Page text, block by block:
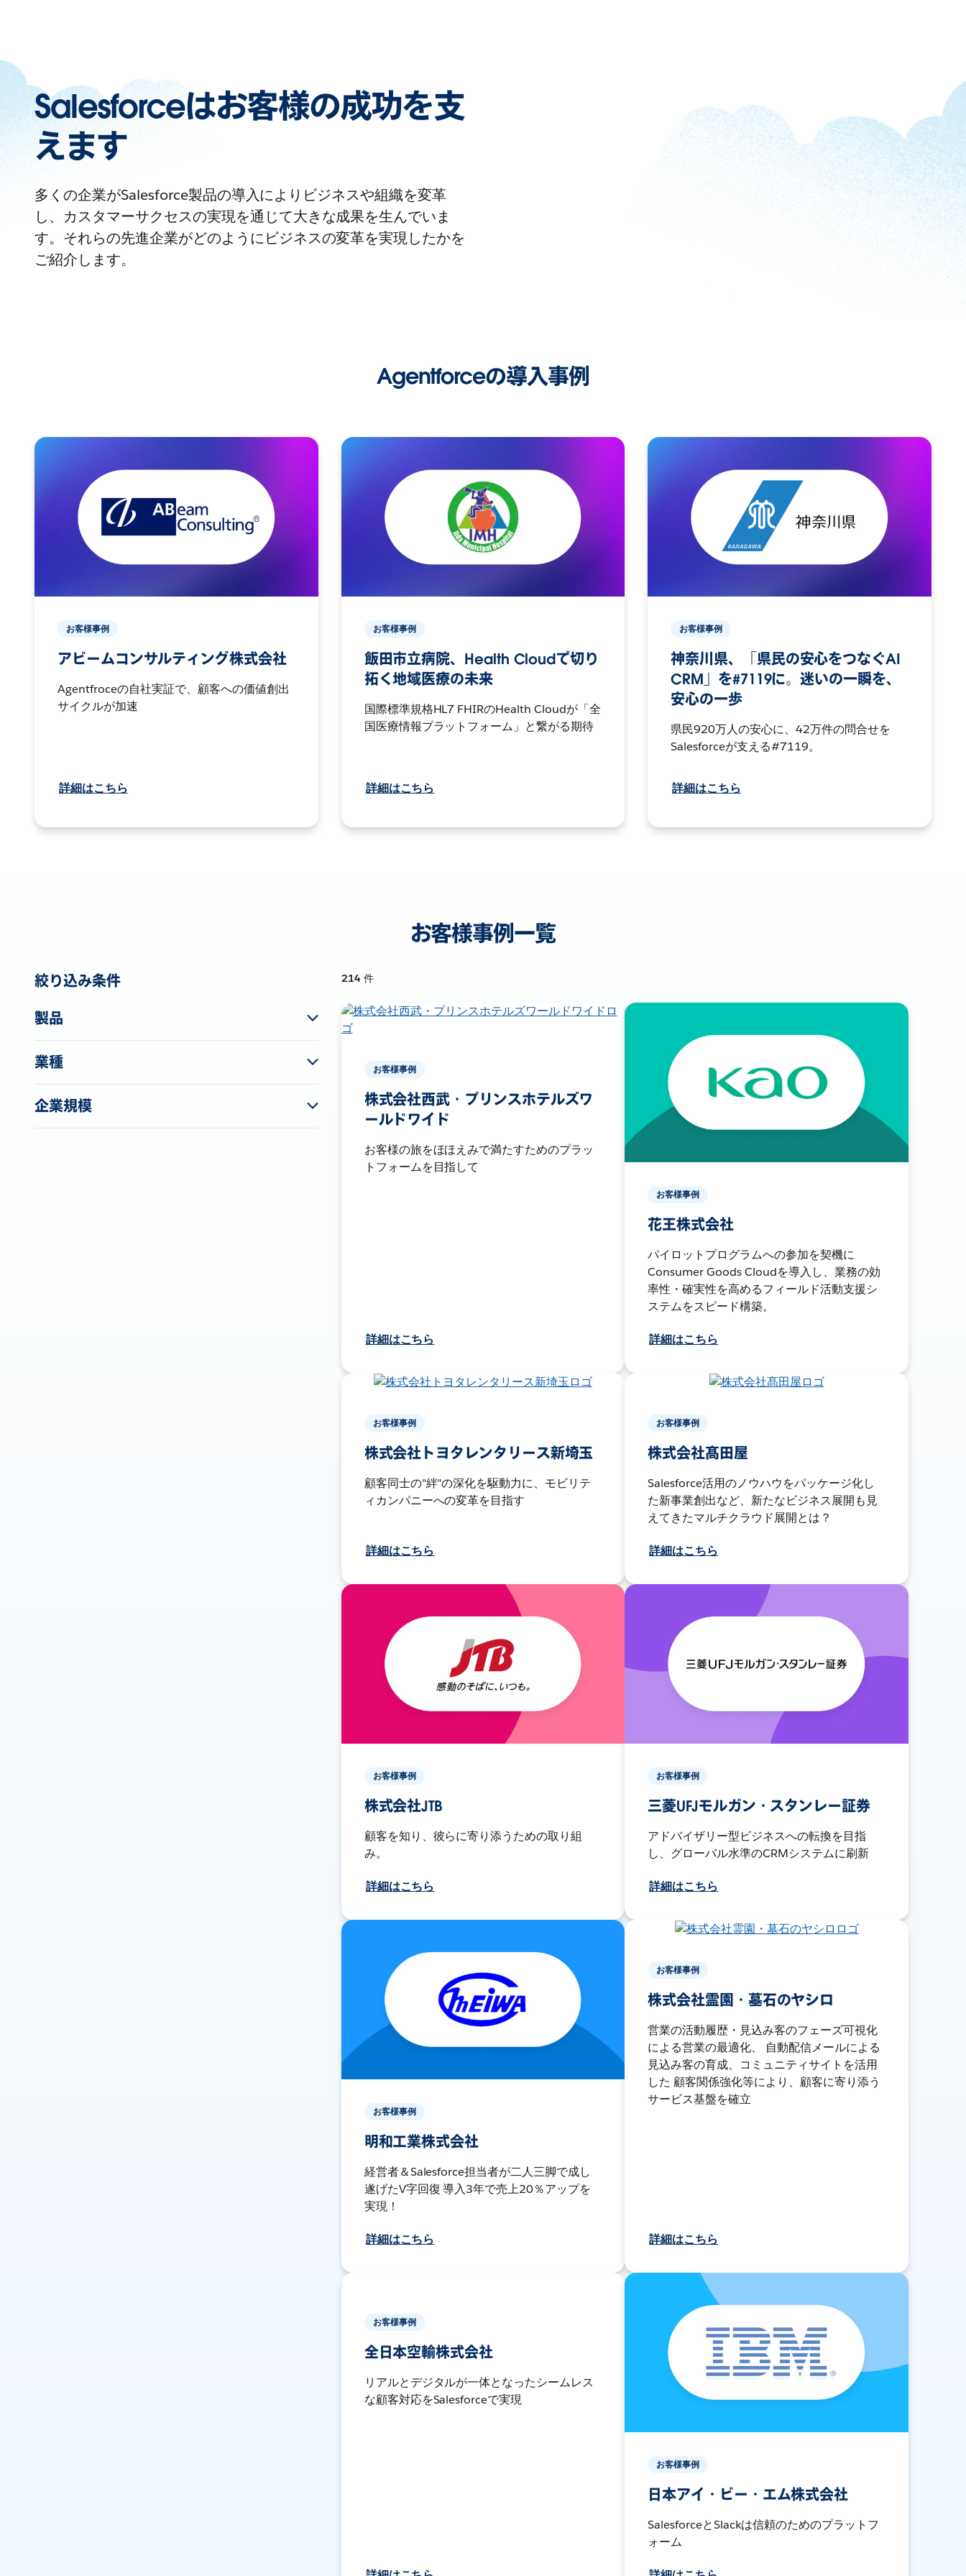
Salesforceはお客様の成功を支
えます
多くの企業がSalesforce製品の導入によりビジネスや組織を変革
し、カスタマーサクセスの実現を通じて大きな成果を生んでいま
す。それらの先進企業がどのようにビジネスの変革を実現したかを
ご紹介します。
Agentforceの導入事例
お客様事例
アビームコンサルティング株式会社
Agentfroceの自社実証で、顧客への価値創出
サイクルが加速
詳細はこちら
お客様事例
飯田市立病院、Health Cloudで切り
拓く地域医療の未来
国際標準規格HL7 FHIRのHealth Cloudが「全
国医療情報プラットフォーム」と繋がる期待
詳細はこちら
お客様事例
神奈川県、「県民の安心をつなぐAI
CRM」を#7119に。迷いの一瞬を、
安心の一歩
県民920万人の安心に、42万件の問合せを
Salesforceが支える#7119。
詳細はこちら
お客様事例一覧
絞り込み条件
製品
業種
企業規模
214 件
お客様事例
株式会社西武・プリンスホテルズワ
ールドワイド
お客様の旅をほほえみで満たすためのプラッ
トフォームを目指して
詳細はこちら
お客様事例
花王株式会社
パイロットプログラムへの参加を契機に
Consumer Goods Cloudを導入し、業務の効
率性・確実性を高めるフィールド活動支援シ
ステムをスピード構築。
詳細はこちら
お客様事例
株式会社トヨタレンタリース新埼玉
顧客同士の"絆"の深化を駆動力に、モビリテ
ィカンパニーへの変革を目指す
詳細はこちら
お客様事例
株式会社髙田屋
Salesforce活用のノウハウをパッケージ化し
た新事業創出など、新たなビジネス展開も見
えてきたマルチクラウド展開とは？
詳細はこちら
お客様事例
株式会社JTB
顧客を知り、彼らに寄り添うための取り組
み。
詳細はこちら
お客様事例
三菱UFJモルガン・スタンレー証券
アドバイザリー型ビジネスへの転換を目指
し、グローバル水準のCRMシステムに刷新
詳細はこちら
お客様事例
明和工業株式会社
経営者＆Salesforce担当者が二人三脚で成し
遂げたV字回復 導入3年で売上20％アップを
実現！
詳細はこちら
お客様事例
株式会社霊園・墓石のヤシロ
営業の活動履歴・見込み客のフェーズ可視化
による営業の最適化、 自動配信メールによる
見込み客の育成、コミュニティサイトを活用
した 顧客関係強化等により、顧客に寄り添う
サービス基盤を確立
詳細はこちら
お客様事例
全日本空輸株式会社
リアルとデジタルが一体となったシームレス
な顧客対応をSalesforceで実現
お客様事例
日本アイ・ビー・エム株式会社
SalesforceとSlackは信頼のためのプラットフ
ォーム